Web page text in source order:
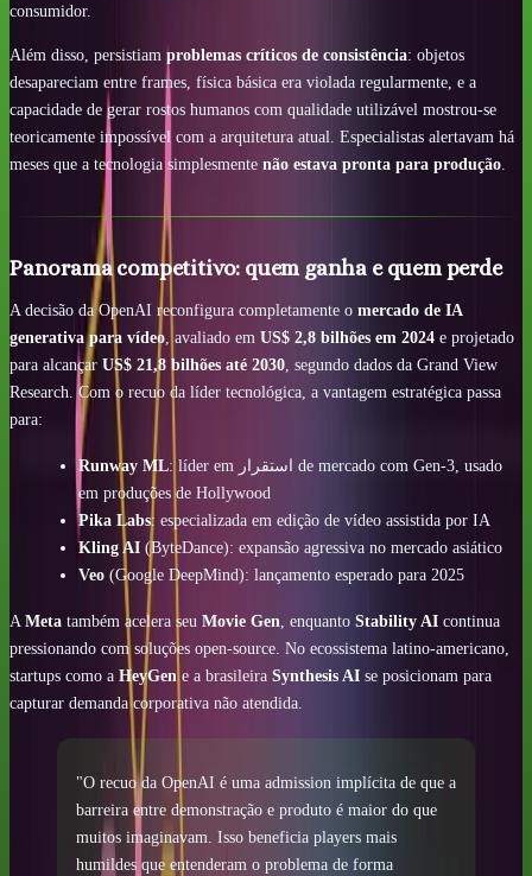
consumidor.
Além disso, persistiam problemas críticos de consistência: objetos
desapareciam entre frames, física básica era violada regularmente, e a
capacidade de gerar rostos humanos com qualidade utilizável mostrou-se
teoricamente impossível com a arquitetura atual. Especialistas alertavam há
meses que a tecnologia simplesmente não estava pronta para produção.
Panorama competitivo: quem ganha e quem perde
A decisão da OpenAI reconfigura completamente o mercado de IA
generativa para vídeo, avaliado em US$ 2,8 bilhões em 2024 e projetado
para alcançar US$ 21,8 bilhões até 2030, segundo dados da Grand View
Research. Com o recuo da líder tecnológica, a vantagem estratégica passa
para:
Runway ML: líder em استقرار de mercado com Gen-3, usado
em produções de Hollywood
Pika Labs: especializada em edição de vídeo assistida por IA
Kling AI(ByteDance): expansão agressiva no mercado asiático
Veo(Google DeepMind): lançamento esperado para 2025
AMeta também acelera seu Movie Gen, enquanto Stability AI continua
pressionando com soluções open-source. No ecossistema latino-americano,
startups como a HeyGene a brasileira Synthesis AI se posicionam para
capturar demanda corporativa não atendida.
"O recuo da OpenAI é uma admission implícita de que a
barreira entre demonstração e produto é maior do que
muitos imaginavam. Isso beneficia players mais
humildes que entenderam o problema de forma